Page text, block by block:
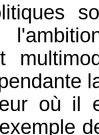
où il